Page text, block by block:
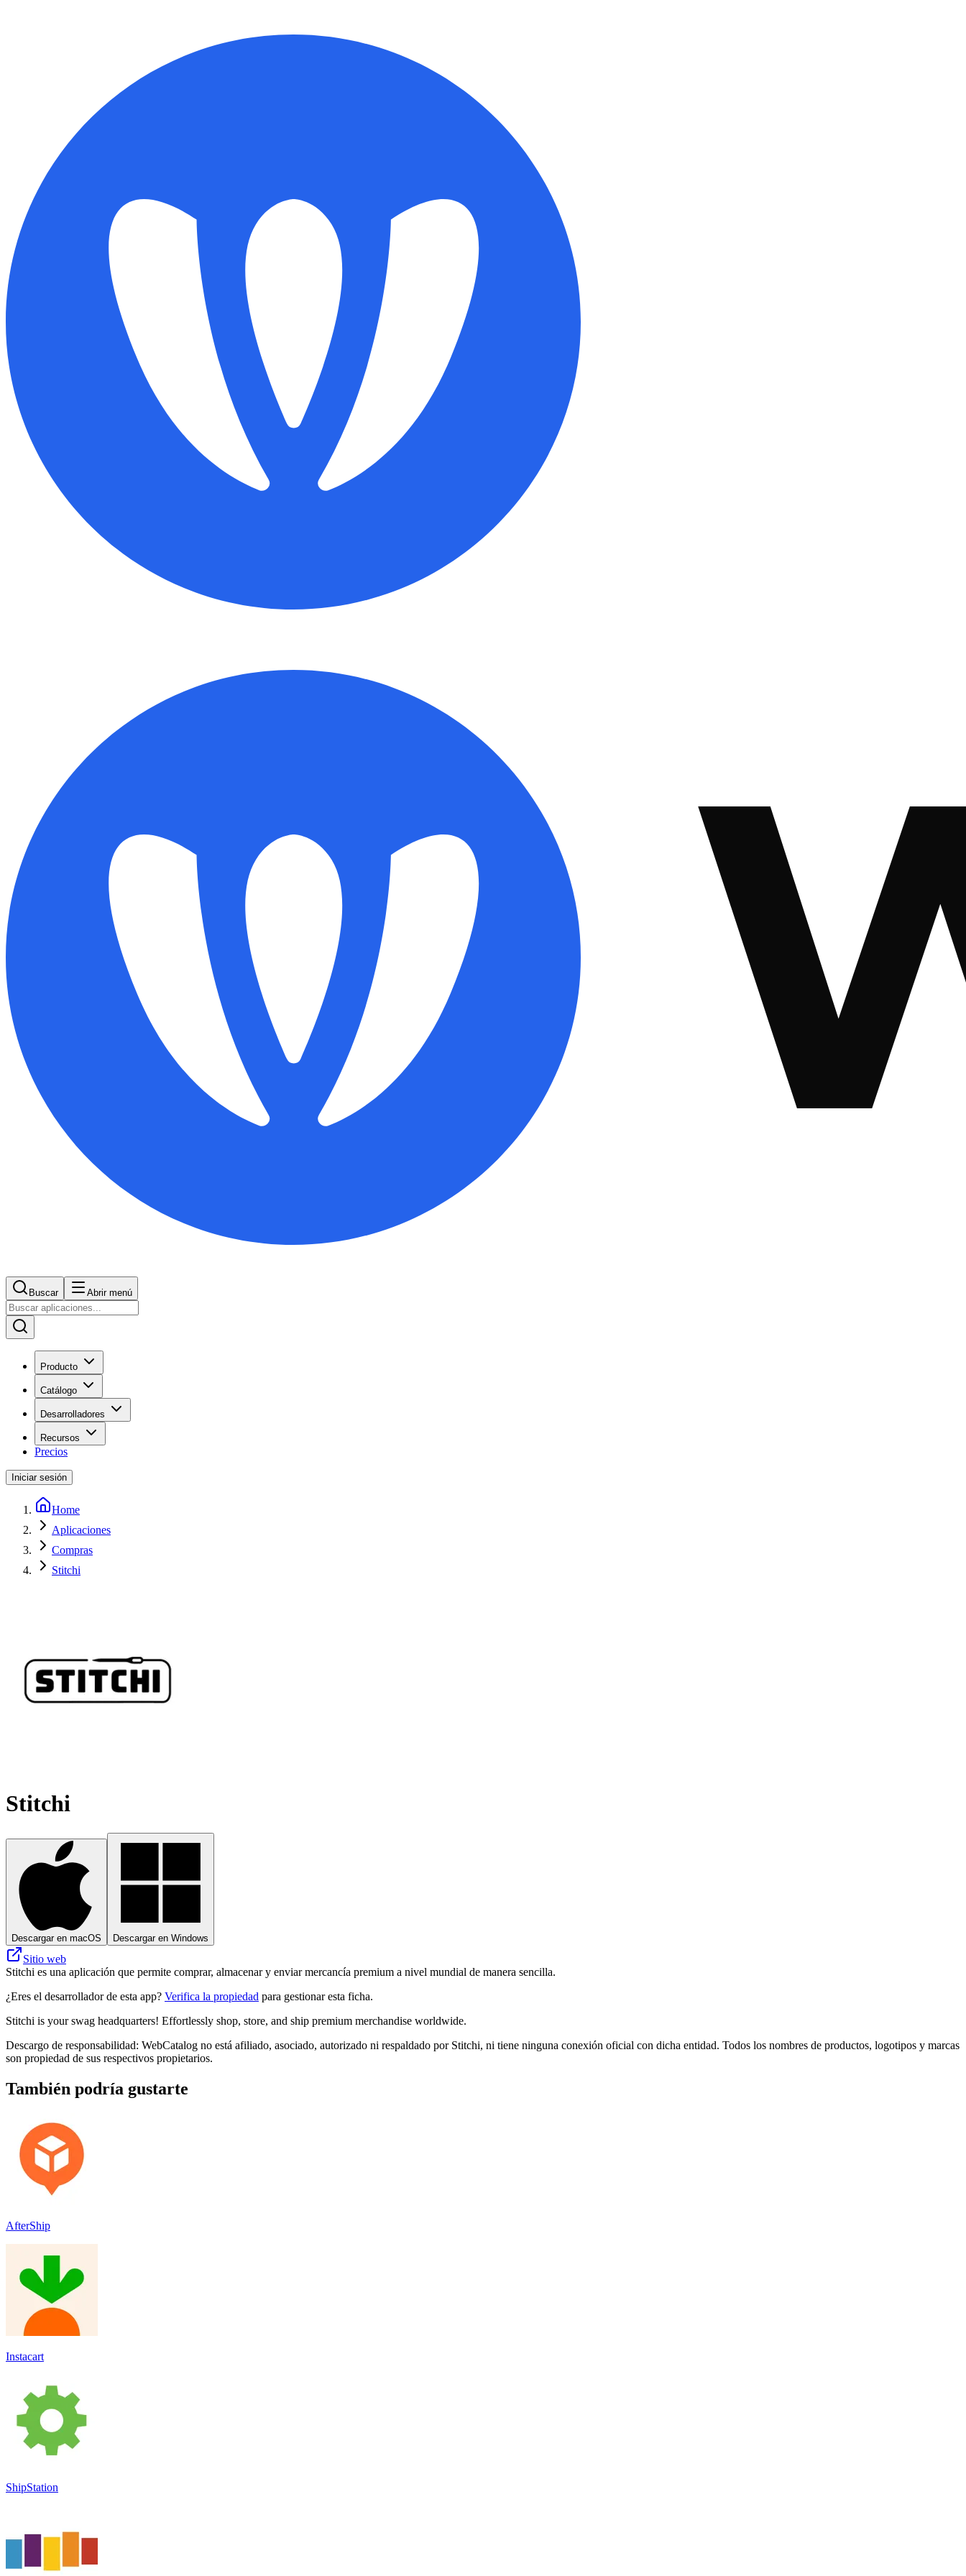
Buscar Abrir menú
Producto
Catálogo
Desarrolladores
Recursos
Precios
Iniciar sesión
Home
Aplicaciones
Compras
Stitchi
Stitchi
Descargar en macOS Descargar en Windows
Sitio web
Stitchi es una aplicación que permite comprar, almacenar y enviar mercancía premium a nivel mundial de manera sencilla.
¿Eres el desarrollador de esta app? Verifica la propiedad para gestionar esta ficha.
Stitchi is your swag headquarters! Effortlessly shop, store, and ship premium merchandise worldwide.
Descargo de responsabilidad: WebCatalog no está afiliado, asociado, autorizado ni respaldado por Stitchi, ni tiene ninguna conexión oficial con dicha entidad. Todos los nombres de productos, logotipos y marcas
son propiedad de sus respectivos propietarios.
También podría gustarte
AfterShip
Instacart
ShipStation